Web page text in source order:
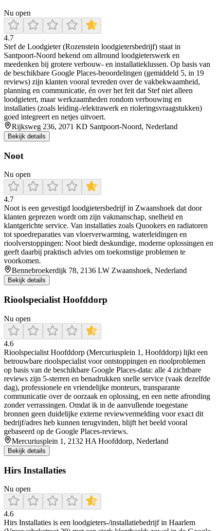
Nu open
4.7
Stef de Loodgieter (Rozenstein loodgietersbedrijf) staat in
Santpoort-Noord bekend om allround loodgieterswerk en
meedenken bij grotere verbouw- en installatieklussen. Op basis van
de beschikbare Google Places-beoordelingen (gemiddeld 5, in 19
reviews) zijn klanten vooral tevreden over de vakbekwaamheid,
planning en communicatie, én over het feit dat Stef niet alleen
loodgietert, maar werkzaamheden rondom verbouwing en
installaties (zoals leiding-/elektrawerk en rioleringsvraagstukken)
goed integreert en netjes uitvoert.
Rijksweg 236, 2071 KD Santpoort-Noord, Nederland
Bekijk details
Noot
Nu open
4.7
Noot is een gevestigd loodgietersbedrijf in Zwaanshoek dat door
klanten geprezen wordt om zijn vakmanschap, snelheid en
klantgerichte service. Van installaties zoals Quookers en radiatoren
tot spoedreparaties van vloerverwarming, waterleidingen en
rioolverstoppingen: Noot biedt deskundige, moderne oplossingen en
geeft daarbij praktisch advies om toekomstige problemen te
voorkomen.
Bennebroekerdijk 78, 2136 LW Zwaanshoek, Nederland
Bekijk details
Rioolspecialist Hoofddorp
Nu open
4.6
Rioolspecialist Hoofddorp (Mercuriusplein 1, Hoofddorp) lijkt een
betrouwbare rioolspecialist voor ontstoppingen en rioolproblemen
op basis van de beschikbare Google Places-data: alle 4 zichtbare
reviews zijn 5-sterren en benadrukken snelle service (vaak dezelfde
dag), professionele en vriendelijke monteurs, transparante
communicatie over de oorzaak en oplossing, en een nette afronding
zonder verrassingen. Omdat ik in de aanvullende toegestane
bronnen geen duidelijke externe reviewvermelding voor exact dit
bedrijf/adres heb kunnen terugvinden, blijft het beeld vooral
gebaseerd op de Google Places-reviews.
Mercuriusplein 1, 2132 HA Hoofddorp, Nederland
Bekijk details
Hirs Installaties
Nu open
4.6
Hirs Installaties is een loodgieters-/installatiebedrijf in Haarlem